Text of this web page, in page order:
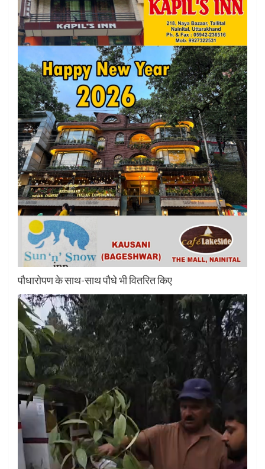
पौधारोपण के साथ-साथ पौधे भी वितरित किए